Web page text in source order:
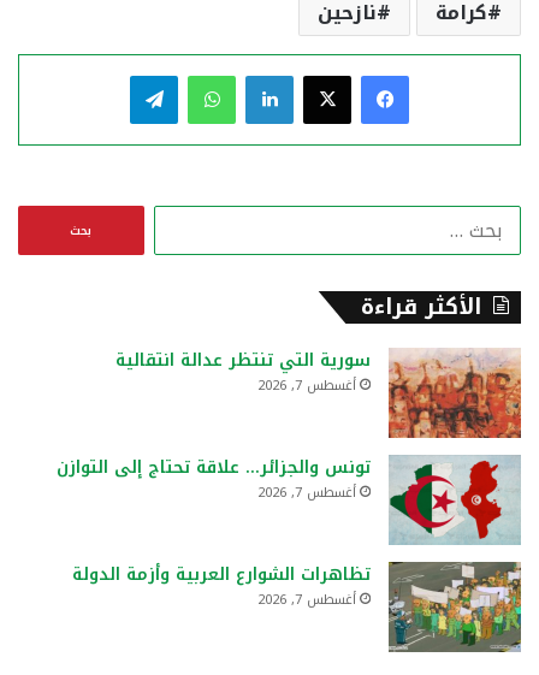
كرامة
نازحين
فيسبوك لينكدإن واتساب
ن
الأكثر قراءة
سورية التي تنتظر عدالة انتقالية
أغسطس 7, 2026
تونس والجزائر… علاقة تحتاج إلى التوازن
أغسطس 7, 2026
تظاهرات الشوارع العربية وأزمة الدولة
أغسطس 7, 2026